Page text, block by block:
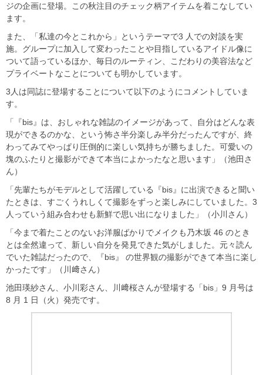
ジの企画に登場。この秋注目のチェック柄アイテムを着こなしてい
ます。
また、「私達の今とこれから」というテーマで3 人での対談を実
施。グループに加入して変わったことや目指しているアイドル像に
ついて語っているほか、毎日のルーティン、こだわりの美容法など
プライベートなことについても明かしています。
3人は同誌に登場することについて以下のようにコメントしていま
す。
「『bis』は、おしゃれな雑誌のイメージがあって、自分はどんな表
現ができるのかな、という怖さ半分楽しみ半分だったんですが、終
わってみてやっぱり圧倒的に楽しい気持ちが勝ちました。可愛いの
塊のふたりと撮影ができて本当によかったなと思います」（池田さ
ん）
「先輩たちがモデルとして活躍している『bis』に出演できると聞い
たときは、すごくうれしくて撮影をずっと楽しみにしていました。3
人っていう組み合わせも新鮮で思い出になりました」（小川さん）
「今まで着たことのないお洋服ばかりでメイクも乃木坂 46 のとき
とは全然違って、新しい自分を発見できた気がしました。元々読ん
でいた雑誌だったので、『bis』 の世界観の撮影ができて本当に楽し
かったです」（川﨑さん）
池田瑛紗さん、小川彩さん、川﨑桜さんが登場する「bis」9 月号は
8 月 1 日（火）発売です。